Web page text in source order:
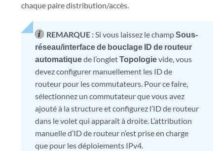
chaque paire distribution/accès.
REMARQUE :Si vous laissez le champSous-
réseau/interface de bouclage ID de routeur
automatiquede l’ongletTopologievide, vous
devez configurer manuellement les ID de
routeur pour les commutateurs. Pour ce faire,
sélectionnez un commutateur que vous avez
ajouté à la structure et configurez l’ID de routeur
dans le volet qui apparaît à droite. L’attribution
manuelle d’ID de routeur n’est prise en charge
que pour les déploiements IPv4.